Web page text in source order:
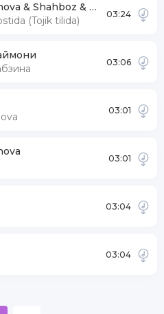
Yulduz Usmonova & Shahboz & Navro'z
(Tojik tilida)
03:24
03:06
03:01
03:01
03:04
03:04